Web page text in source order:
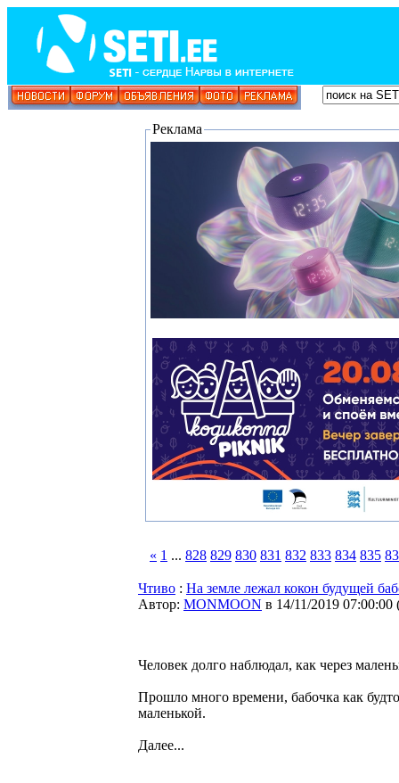
Реклама
« 1 ... 828 829 830 831 832 833 834 835
Чтиво : На земле лежал кокон будущей
Автор: MONMOON в 14/11/2019 07:00:00
Человек долго наблюдал, как через
Прошло много времени, бабочка как
маленькой.
Далее...